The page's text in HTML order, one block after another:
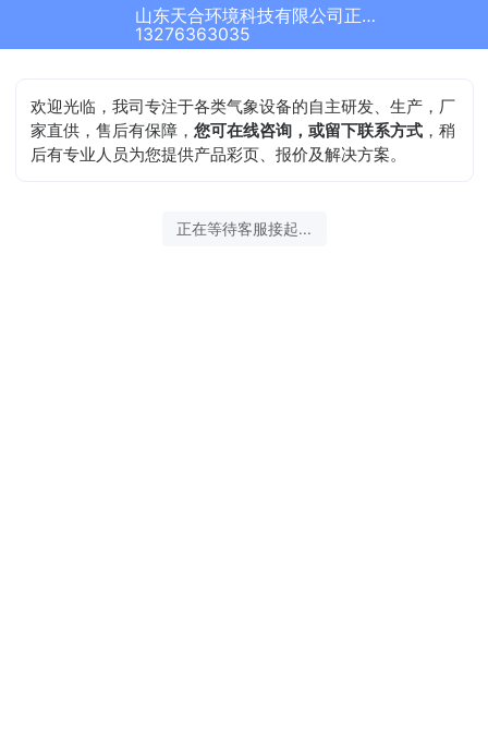
山东天合环境科技有限公司正在为您服务
13276363035
欢迎光临，我司专注于各类气象设备的自主研发、生产，厂
家直供，售后有保障，您可在线咨询，或留下联系方式 ，稍
后有专业人员为您提供产品彩页、报价及解决方案。
正在等待客服接起...